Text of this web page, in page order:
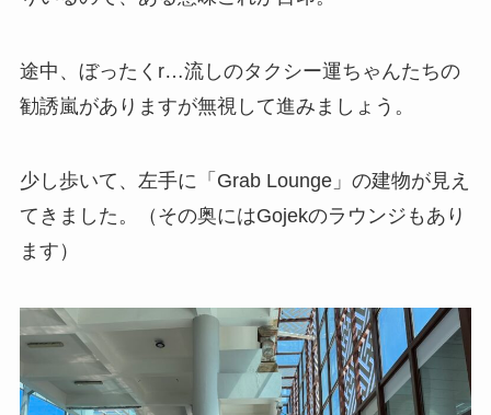
途中、ぼったくr…流しのタクシー運ちゃんたちの
勧誘嵐がありますが無視して進みましょう。
少し歩いて、左手に「Grab Lounge」の建物が見え
てきました。（その奥にはGojekのラウンジもあり
ます）